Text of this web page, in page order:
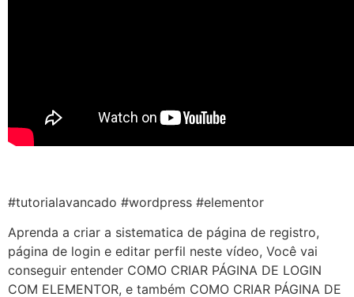
#tutorialavancado #wordpress #elementor
Aprenda a criar a sistematica de página de registro,
página de login e editar perfil neste vídeo, Você vai
conseguir entender COMO CRIAR PÁGINA DE LOGIN
COM ELEMENTOR, e também COMO CRIAR PÁGINA DE